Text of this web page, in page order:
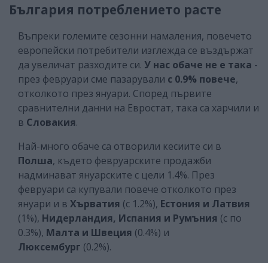
България потреблението расте
Въпреки големите сезонни намаления, повечето
европейски потребители изглежда се въздържат
да увеличат разходите си. У нас обаче не е така -
през февруари сме пазарували с 0.9% повече,
отколкото през януари. Според първите
сравнителни данни на Евростат, така са харчили и
в Словакия.
Най-много обаче са отворили кесиите си в
Полша, където февруарските продажби
надминават януарските с цели 1.4%. През
февруари са купували повече отколкото през
януари и в Хърватия (с 1.2%), Естония и Латвия
(1%), Нидерландия, Испания и Румъния (с по
0.3%), Малта и Швеция (0.4%) и
Люксембург (0.2%).